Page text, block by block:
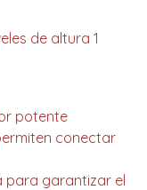
de altura 1
potente
conectar
para garantizar el